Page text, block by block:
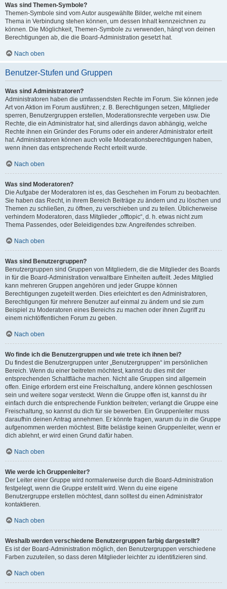
Was sind Themen-Symbole?
Themen-Symbole sind vom Autor ausgewählte Bilder, welche mit einem
Thema in Verbindung stehen können, um dessen Inhalt kennzeichnen zu
können. Die Möglichkeit, Themen-Symbole zu verwenden, hängt von deinen
Berechtigungen ab, die die Board-Administration gesetzt hat.
Nach oben
Benutzer-Stufen und Gruppen
Was sind Administratoren?
Administratoren haben die umfassendsten Rechte im Forum. Sie können jede
Art von Aktion im Forum ausführen; z. B. Berechtigungen setzen, Mitglieder
sperren, Benutzergruppen erstellen, Moderationsrechte vergeben usw. Die
Rechte, die ein Administrator hat, sind allerdings davon abhängig, welche
Rechte ihnen ein Gründer des Forums oder ein anderer Administrator erteilt
hat. Administratoren können auch volle Moderationsberechtigungen haben,
wenn ihnen das entsprechende Recht erteilt wurde.
Nach oben
Was sind Moderatoren?
Die Aufgabe der Moderatoren ist es, das Geschehen im Forum zu beobachten.
Sie haben das Recht, in ihrem Bereich Beiträge zu ändern und zu löschen und
Themen zu schließen, zu öffnen, zu verschieben und zu teilen. Üblicherweise
verhindern Moderatoren, dass Mitglieder „offtopic“, d. h. etwas nicht zum
Thema Passendes, oder Beleidigendes bzw. Angreifendes schreiben.
Nach oben
Was sind Benutzergruppen?
Benutzergruppen sind Gruppen von Mitgliedern, die die Mitglieder des Boards
in für die Board-Administration verwaltbare Einheiten aufteilt. Jedes Mitglied
kann mehreren Gruppen angehören und jeder Gruppe können
Berechtigungen zugeteilt werden. Dies erleichtert es den Administratoren,
Berechtigungen für mehrere Benutzer auf einmal zu ändern und sie zum
Beispiel zu Moderatoren eines Bereichs zu machen oder ihnen Zugriff zu
einem nichtöffentlichen Forum zu geben.
Nach oben
Wo finde ich die Benutzergruppen und wie trete ich ihnen bei?
Du findest die Benutzergruppen unter „Benutzergruppen“ im persönlichen
Bereich. Wenn du einer beitreten möchtest, kannst du dies mit der
entsprechenden Schaltfläche machen. Nicht alle Gruppen sind allgemein
offen. Einige erfordern erst eine Freischaltung, andere können geschlossen
sein und weitere sogar versteckt. Wenn die Gruppe offen ist, kannst du ihr
einfach durch die entsprechende Funktion beitreten; verlangt die Gruppe eine
Freischaltung, so kannst du dich für sie bewerben. Ein Gruppenleiter muss
daraufhin deinen Antrag annehmen. Er könnte fragen, warum du in die Gruppe
aufgenommen werden möchtest. Bitte belästige keinen Gruppenleiter, wenn er
dich ablehnt, er wird einen Grund dafür haben.
Nach oben
Wie werde ich Gruppenleiter?
Der Leiter einer Gruppe wird normalerweise durch die Board-Administration
festgelegt, wenn die Gruppe erstellt wird. Wenn du eine eigene
Benutzergruppe erstellen möchtest, dann solltest du einen Administrator
kontaktieren.
Nach oben
Weshalb werden verschiedene Benutzergruppen farbig dargestellt?
Es ist der Board-Administration möglich, den Benutzergruppen verschiedene
Farben zuzuteilen, so dass deren Mitglieder leichter zu identifizieren sind.
Nach oben